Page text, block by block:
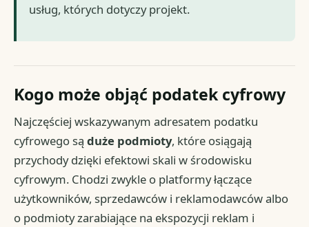
usług, których dotyczy projekt.
Kogo może objąć podatek cyfrowy
Najczęściej wskazywanym adresatem podatku
cyfrowego sąduże podmioty, które osiągają
przychody dzięki efektowi skali w środowisku
cyfrowym. Chodzi zwykle o platformy łączące
użytkowników, sprzedawców i reklamodawców albo
o podmioty zarabiające na ekspozycji reklam i